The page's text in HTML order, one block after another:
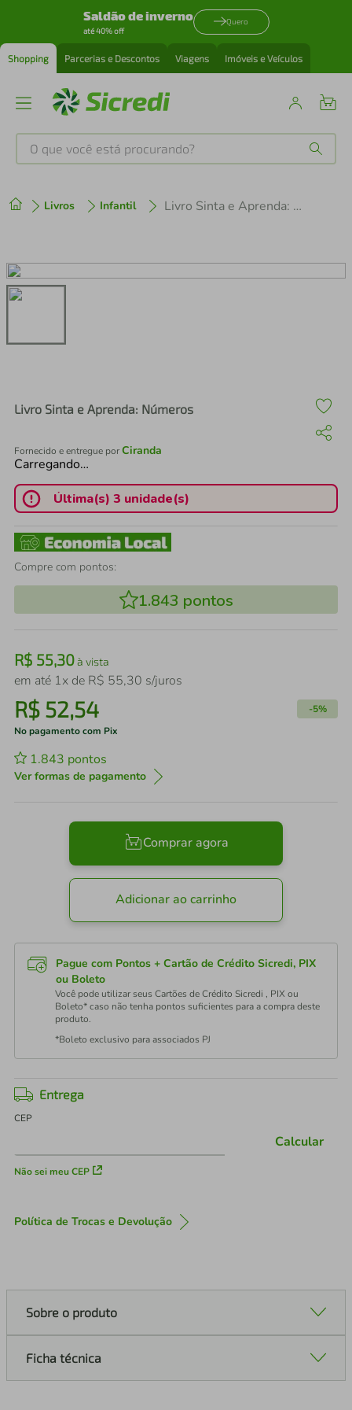
Saldão de inverno
até 40% off
Quero
Shopping Parcerias e Descontos Viagens Imóveis e Veículos
O que você está procurando?
Livros Infantil Livro Sinta e Aprenda: Números
Livro Sinta e Aprenda: Números
Fornecido e entregue porCiranda
Carregando…
Última(s) 3 unidade(s)
Compre com pontos:
1.843 pontos
R$ 55,30à vista
em até 1x de R$ 55,30 s/juros
R$ 52,54 -5%
No pagamento com Pix
1.843 pontos
Ver formas de pagamento
Comprar agora
Adicionar ao carrinho
Pague com Pontos + Cartão de Crédito Sicredi, PIX
ou Boleto
Você pode utilizar seus Cartões de Crédito Sicredi , PIX ou
Boleto* caso não tenha pontos suficientes para a compra deste
produto.
*Boleto exclusivo para associados PJ
Entrega
CEP
Não sei meu CEP
Calcular
Política de Trocas e Devolução
Sobre o produto
Ficha técnica
2º cafeteira